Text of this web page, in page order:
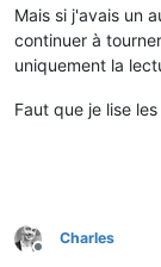
Mais si j'avais un
continuer à
uniquement la
Faut que je lise
Offline
Charles